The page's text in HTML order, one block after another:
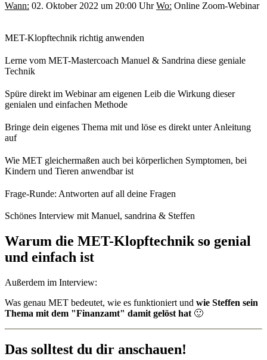
Wann: 02. Oktober 2022 um 20:00 UhrWo: Online Zoom-Webinar
MET-Klopftechnik richtig anwenden
Lerne vom MET-Mastercoach Manuel & Sandrina diese geniale
Technik
Spüre direkt im Webinar am eigenen Leib die Wirkung dieser
genialen und einfachen Methode
Bringe dein eigenes Thema mit und löse es direkt unter Anleitung
auf
Wie MET gleichermaßen auch bei körperlichen Symptomen, bei
Kindern und Tieren anwendbar ist
Frage-Runde: Antworten auf all deine Fragen
Schönes Interview mit Manuel, sandrina & Steffen
Warum die MET-Klopftechnik so genial
und einfach ist
Außerdem im Interview:
Was genau MET bedeutet, wie es funktioniert und wie Steffen sein
Thema mit dem "Finanzamt" damit gelöst hat 🙂
Das solltest du dir anschauen!